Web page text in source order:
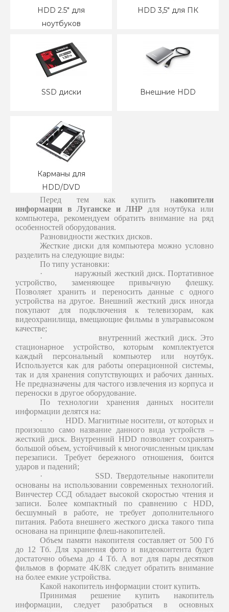
HDD 2.5" для
ноутбуков
HDD 3,5" для ПК
SSD диски Внешние HDD
Карманы для
HDD/DVD
Перед тем как купить накопители
информации в Луганске и ЛНР для ноутбука или
компьютера, рекомендуем обратить внимание на ряд
особенностей оборудования.
Разновидности жестких дисков.
Жесткие диски для компьютера можно условно
разделить на следующие виды:
По типу установки:
·
наружный жесткий диск. Портативное
устройство, заменяющее привычную флешку.
Позволяет хранить и переносить данные с одного
устройства на другое. Внешний жесткий диск иногда
покупают для подключения к телевизорам, как
видеохранилища, вмещающие фильмы в ультравысоком
качестве;
·
внутренний жесткий диск. Это
стационарное устройство, которым комплектуется
каждый персональный компьютер или ноутбук.
Используется как для работы операционной системы,
так и для хранения сопутствующих и рабочих данных.
Не предназначены для частого извлечения из корпуса и
переноски в другое оборудование.
По технологии хранения данных носители
информации делятся на:
·
HDD. Магнитные носители, от которых и
произошло само название данного вида устройств –
жесткий диск. Внутренний HDD позволяет сохранять
большой объем, устойчивый к многочисленным циклам
перезаписи. Требует бережного отношения, боится
ударов и падений;
·
SSD. Твердотельные накопители
основаны на использовании современных технологий.
Винчестер ССД обладает высокой скоростью чтения и
записи. Более компактный по сравнению с HDD,
бесшумный в работе, не требует дополнительного
питания. Работа внешнего жесткого диска такого типа
основана на принципе флеш-накопителей.
Объем памяти накопителя составляет от 500 Гб
до 12 Тб. Для хранения фото и видеоконтента будет
достаточно объема до 4 Тб. А вот для пары десятков
фильмов в формате 4К/8К следует обратить внимание
на более емкие устройства.
Какой накопитель информации стоит купить.
Принимая решение купить накопитель
информации, следует разобраться в основных